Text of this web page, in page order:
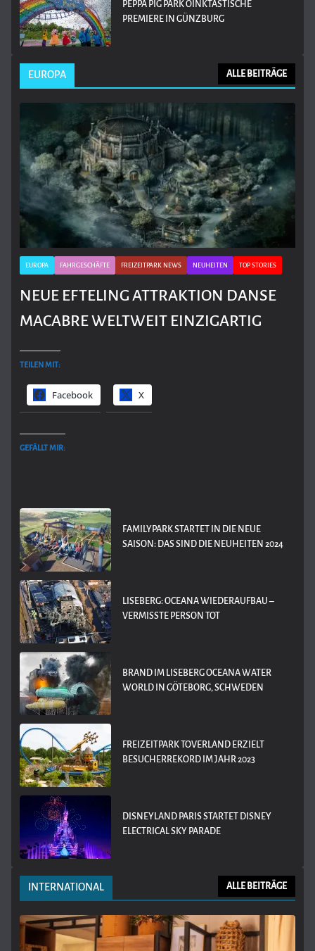
PEPPA PIG PARK OINKTASTISCHE
PREMIERE IN GÜNZBURG
EUROPA ALLE BEITRÄGE
EUROPA FAHRGESCHÄFTE FREIZEITPARK NEWS NEUHEITEN TOP STORIES
NEUE EFTELING ATTRAKTION DANSE
MACABRE WELTWEIT EINZIGARTIG
TEILEN MIT:
Facebook X
GEFÄLLT MIR:
FAMILYPARK STARTET IN DIE NEUE
SAISON: DAS SIND DIE NEUHEITEN 2024
LISEBERG: OCEANA WIEDERAUFBAU –
VERMISSTE PERSON TOT
BRAND IM LISEBERG OCEANA WATER
WORLD IN GÖTEBORG, SCHWEDEN
FREIZEITPARK TOVERLAND ERZIELT
BESUCHERREKORD IM JAHR 2023
DISNEYLAND PARIS STARTET DISNEY
ELECTRICAL SKY PARADE
INTERNATIONAL ALLE BEITRÄGE